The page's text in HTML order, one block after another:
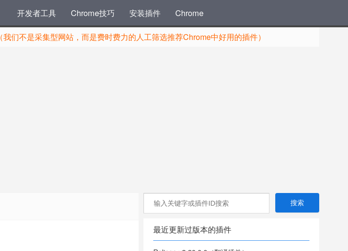
开发者工具 Chrome技巧 安装插件 Chrome
（我们不是采集型网站，而是费时费力的人工筛选推荐Chrome中好用的插件）
最近更新过版本的插件